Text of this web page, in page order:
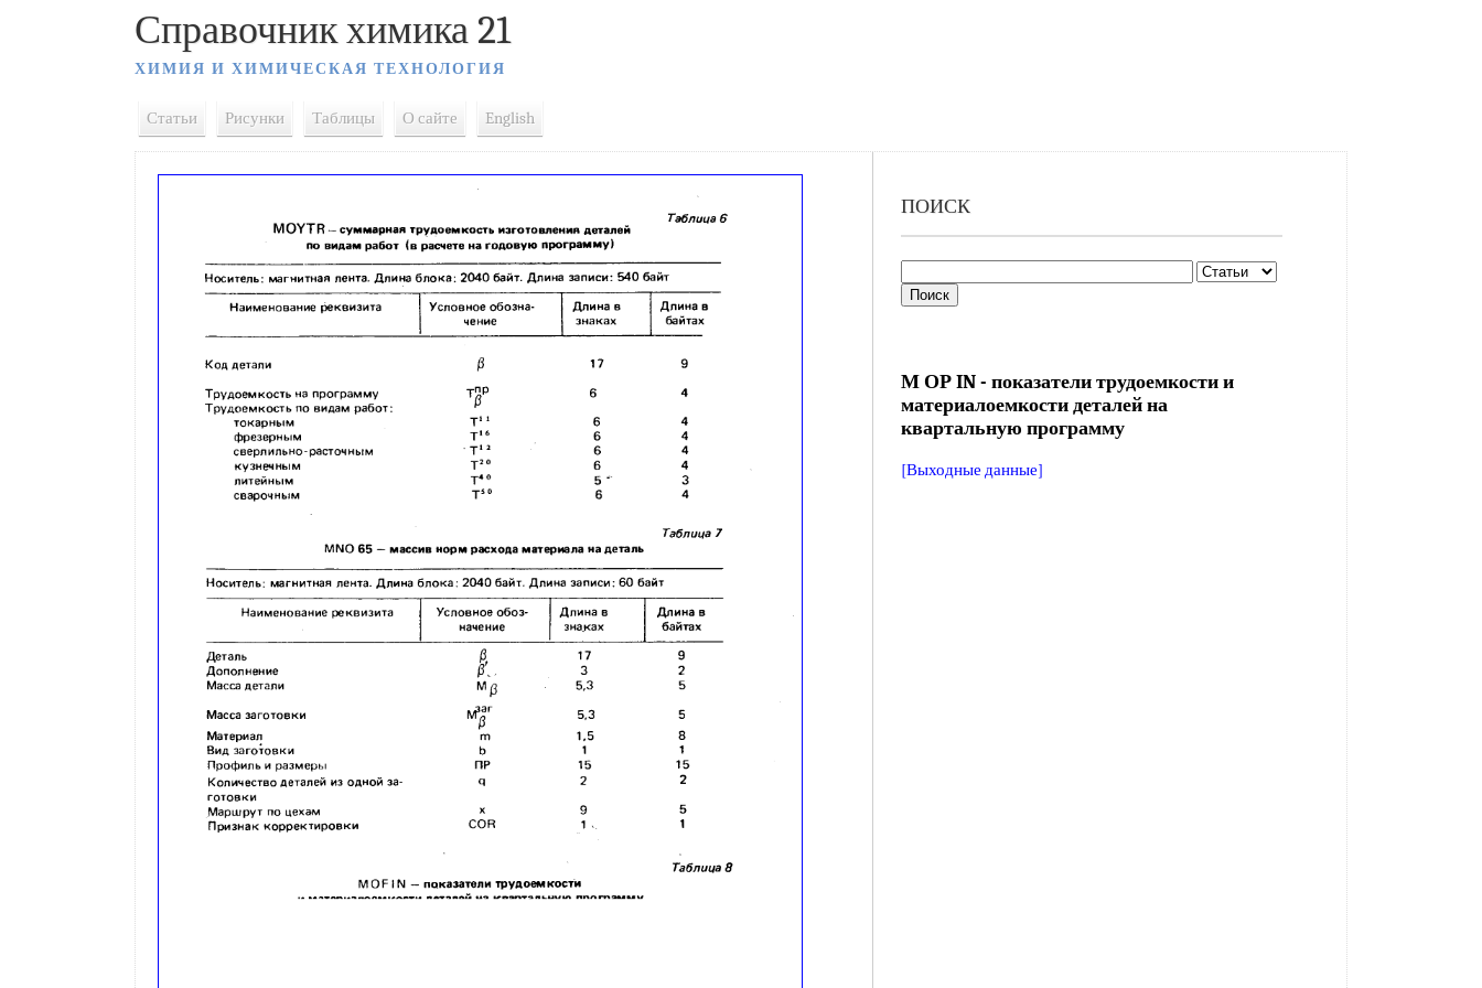
Справочник химика 21
ХИМИЯ И ХИМИЧЕСКАЯ ТЕХНОЛОГИЯ
Статьи Рисунки Таблицы О сайте English
ПОИСК
М ОР IN - показатели трудоемкости и
материалоемкости деталей на
квартальную программу
[Выходные данные]